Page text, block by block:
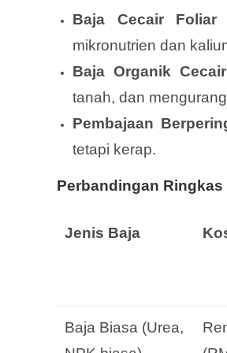
Baja Cecair Foliar
mikronutrien dan
Baja Organik
tanah, dan
Pembajaan
tetapi kerap.
Perbandingan Ringkas
Jenis Baja
Baja Biasa (Urea,